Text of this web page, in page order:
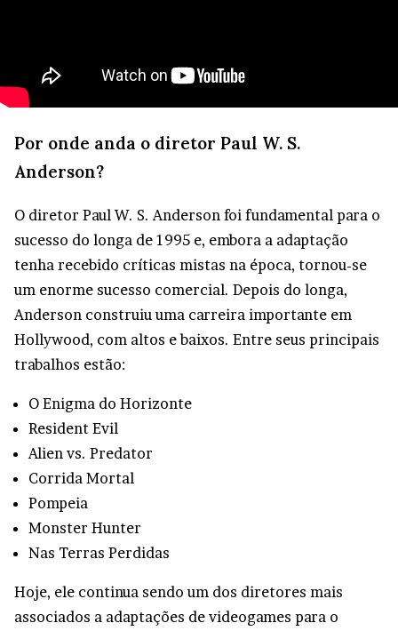
Por onde anda o diretor Paul W. S.
Anderson?
O diretor Paul W. S. Anderson foi fundamental para o
sucesso do longa de 1995 e, embora a adaptação
tenha recebido críticas mistas na época, tornou-se
um enorme sucesso comercial. Depois do longa,
Anderson construiu uma carreira importante em
Hollywood, com altos e baixos. Entre seus principais
trabalhos estão:
O Enigma do Horizonte
Resident Evil
Alien vs. Predator
Corrida Mortal
Pompeia
Monster Hunter
Nas Terras Perdidas
Hoje, ele continua sendo um dos diretores mais
associados a adaptações de videogames para o